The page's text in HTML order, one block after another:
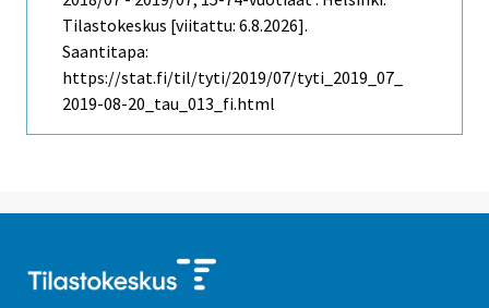
Tilastokeskus [viitattu: 6.8.2026].
Saantitapa:
https://stat.fi/til/tyti/2019/07/tyti_2019_07_
2019-08-20_tau_013_fi.html